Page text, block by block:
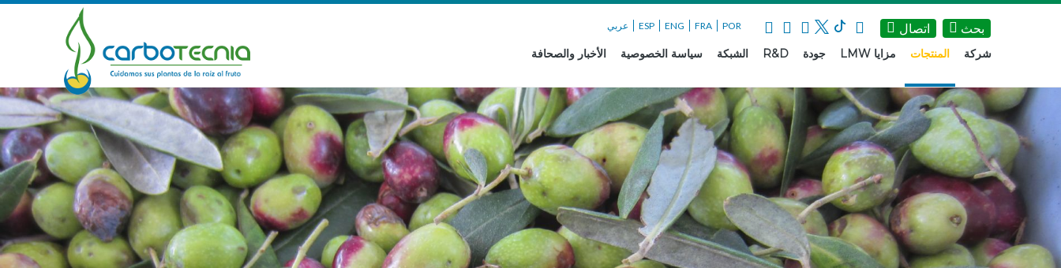
بحث اتصال عربي ESP ENG FRA POR
شركة المنتجات مزايا LMW جودة R&D الشبكة سياسة الخصوصية الأخبار والصحافة